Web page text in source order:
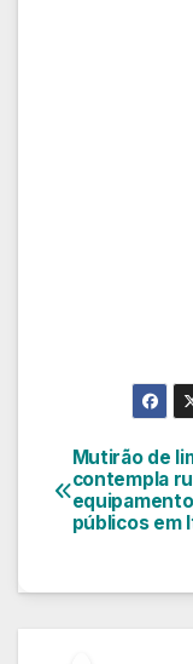
de
Mutirão de
contempla
públicos em